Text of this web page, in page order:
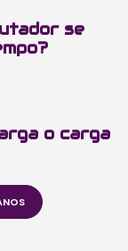
se
o carga